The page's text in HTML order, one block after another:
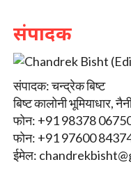
संपादक
संपादक: चन्द्रेक बिष्ट
बिष्ट कालोनी भूमियाधार,
फोन: +91 98378
फोन: +91 97600
ईमेल: